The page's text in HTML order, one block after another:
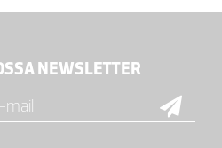
NEWSLETTER